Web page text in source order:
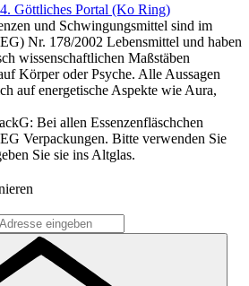
Göttliches Portal (Ko Ring)
und Schwingungsmittel sind im
Nr. 178/2002 Lebensmittel und haben
wissenschaftlichen Maßstäben
Körper oder Psyche. Alle Aussagen
auf energetische Aspekte wie Aura,
Bei allen Essenzenfläschchen
Verpackungen. Bitte verwenden Sie
Sie sie ins Altglas.